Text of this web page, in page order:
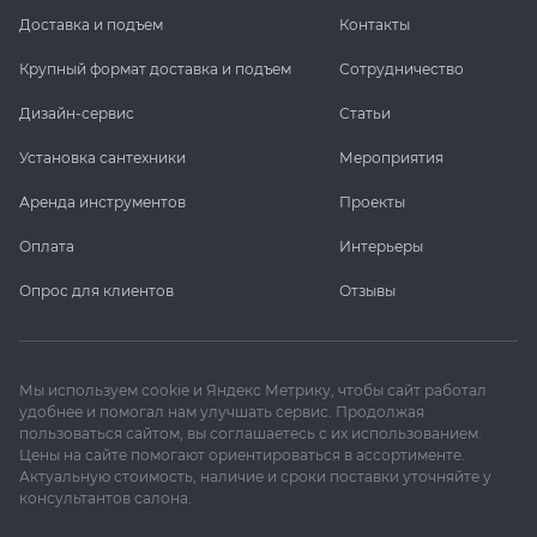
Доставка и подъем
Крупный формат доставка и подъем
Дизайн-сервис
Установка сантехники
Аренда инструментов
Оплата
Опрос для клиентов
Контакты
Сотрудничество
Статьи
Мероприятия
Проекты
Интерьеры
Отзывы
Мы используем cookie и Яндекс Метрику, чтобы сайт работал
удобнее и помогал нам улучшать сервис. Продолжая
пользоваться сайтом, вы соглашаетесь с их использованием.
Цены на сайте помогают ориентироваться в ассортименте.
Актуальную стоимость, наличие и сроки поставки уточняйте у
консультантов салона.